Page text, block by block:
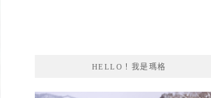
HELLO！我是瑪格